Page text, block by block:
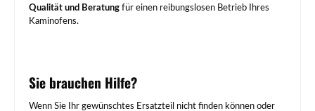
Qualität und Beratung für einen reibungslosen Betrieb Ihres
Kaminofens.
Sie brauchen Hilfe?
Wenn Sie Ihr gewünschtes Ersatzteil nicht finden können oder